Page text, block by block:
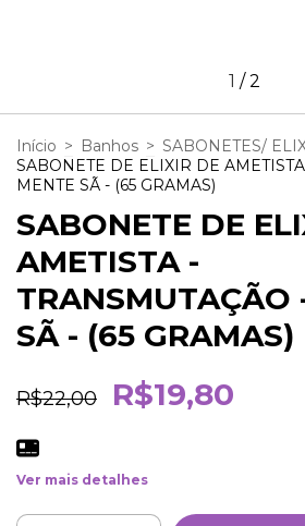
1 /2
Início > Banhos > SABONETES/
SABONETE DE ELIXIR DE
MENTE SÃ - (65 GRAMAS)
SABONETE DE
AMETISTA -
TRANSMUTAÇÃO
SÃ - (65 GRAMAS)
R$22,00 R$19,80
Ver mais detalhes